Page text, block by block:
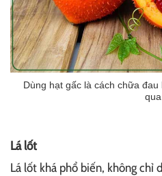
Dùng hạt gấc là cách chữa
qua
Lá lốt
Lá lốt khá phổ biến, không chỉ